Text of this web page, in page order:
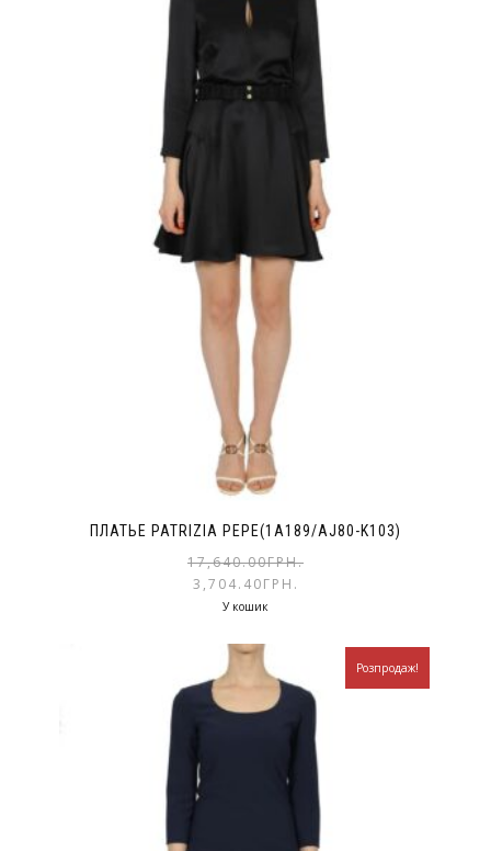
ПЛАТЬЕ PATRIZIA PEPE(1A189/AJ80-K103)
17,640.00ГРН.
3,704.40ГРН.
У кошик
Розпродаж!